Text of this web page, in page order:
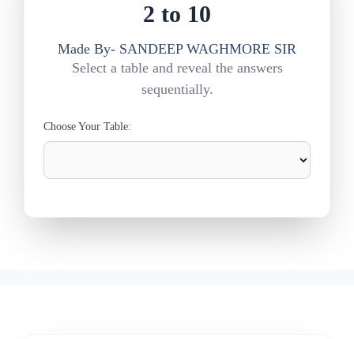
2 to 10
Made By- SANDEEP WAGHMORE SIR
Select a table and reveal the answers
sequentially.
Choose Your Table: